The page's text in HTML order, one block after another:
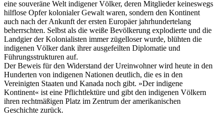
eine souveräne Welt indigener Völker, deren Mitglieder keineswegs
hilflose Opfer kolonialer Gewalt waren, sondern den Kontinent
auch nach der Ankunft der ersten Europäer jahrhundertelang
beherrschten. Selbst als die weiße Bevölkerung explodierte und die
Landgier der Kolonialisten immer zügelloser wurde, blühten die
indigenen Völker dank ihrer ausgefeilten Diplomatie und
Führungsstrukturen auf.
Der Beweis für den Widerstand der Ureinwohner wird heute in den
Hunderten von indigenen Nationen deutlich, die es in den
Vereinigten Staaten und Kanada noch gibt. »Der indigene
Kontinent« ist eine Pflichtlektüre und gibt den indigenen Völkern
ihren rechtmäßigen Platz im Zentrum der amerikanischen
Geschichte zurück.